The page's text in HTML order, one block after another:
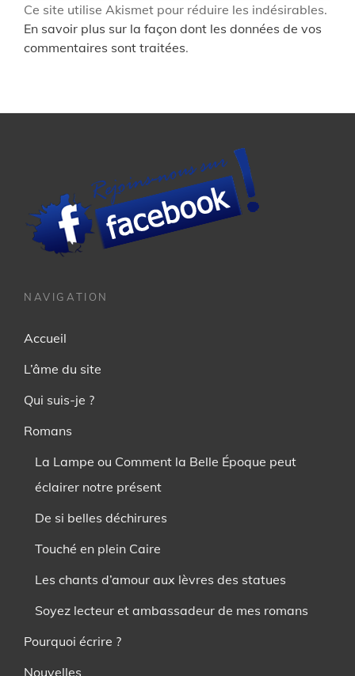
Ce site utilise Akismet pour réduire les indésirables.
En savoir plus sur la façon dont les données de vos
commentaires sont traitées.
NAVIGATION
Accueil
L’âme du site
Qui suis-je ?
Romans
La Lampe ou Comment la Belle Époque peut
éclairer notre présent
De si belles déchirures
Touché en plein Caire
Les chants d’amour aux lèvres des statues
Soyez lecteur et ambassadeur de mes romans
Pourquoi écrire ?
Nouvelles